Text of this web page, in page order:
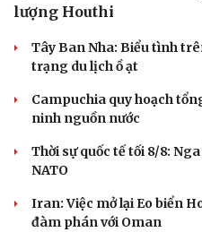
lượng Houthi
Tây Ban Nha: Biểu tình
trạng du lịch ồ ạt
Campuchia quy hoạch
ninh nguồn nước
Thời sự quốc tế tối 8/8:
NATO
Iran: Việc mở lại Eo biển
đàm phán với Oman